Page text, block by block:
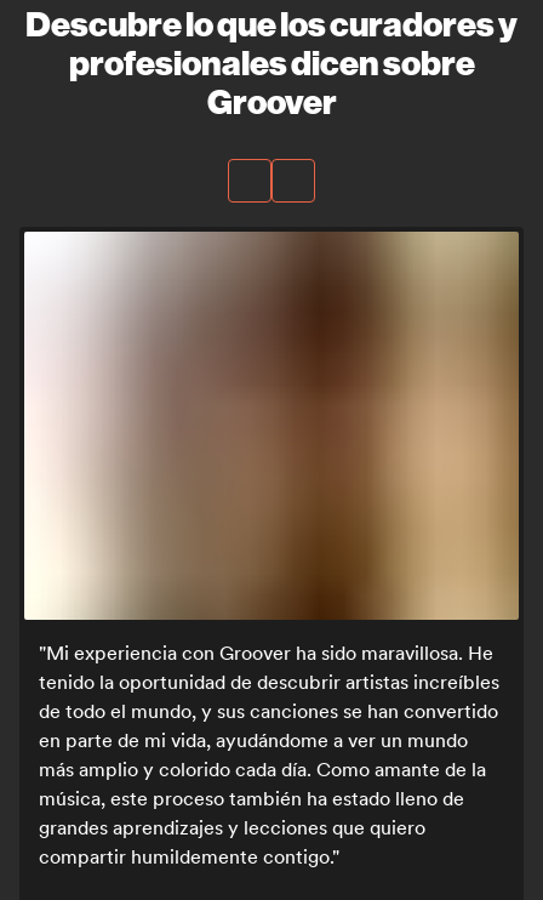
Descubre lo que los curadores y
profesionales dicen sobre
Groover
Mi experiencia con Groover ha sido maravillosa. He
tenido la oportunidad de descubrir artistas increíbles
de todo el mundo, y sus canciones se han convertido
en parte de mi vida, ayudándome a ver un mundo
más amplio y colorido cada día. Como amante de la
música, este proceso también ha estado lleno de
grandes aprendizajes y lecciones que quiero
compartir humildemente contigo.